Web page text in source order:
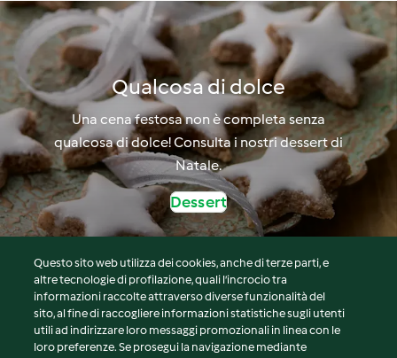
Qualcosa di dolce
Una cena festosa non è completa senza
qualcosa di dolce! Consulta i nostri dessert di
Natale.
Dessert
© Copyright 2026
Termini del servizio
Questo sito web utilizza dei cookies, anche di terze parti, e
altre tecnologie di profilazione, quali l’incrocio tra
informazioni raccolte attraverso diverse funzionalità del
sito, al fine di raccogliere informazioni statistiche sugli utenti
utili ad indirizzare loro messaggi promozionali in linea con le
loro preferenze. Se prosegui la navigazione mediante